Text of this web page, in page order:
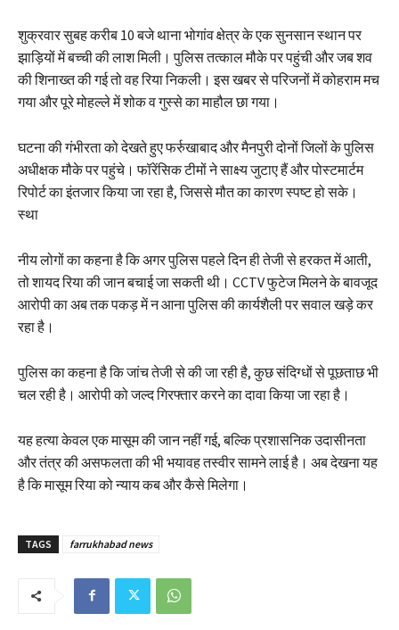
शुक्रवार सुबह करीब 10 बजे थाना भोगांव क्षेत्र के एक सुनसान स्थान पर
झाड़ियों में बच्ची की लाश मिली। पुलिस तत्काल मौके पर पहुंची और जब शव
की शिनाख्त की गई तो वह रिया निकली। इस खबर से परिजनों में कोहराम मच
गया और पूरे मोहल्ले में शोक व गुस्से का माहौल छा गया।
घटना की गंभीरता को देखते हुए फर्रुखाबाद और मैनपुरी दोनों जिलों के पुलिस
अधीक्षक मौके पर पहुंचे। फॉरेंसिक टीमों ने साक्ष्य जुटाए हैं और पोस्टमार्टम
रिपोर्ट का इंतजार किया जा रहा है, जिससे मौत का कारण स्पष्ट हो सके।
स्था
नीय लोगों का कहना है कि अगर पुलिस पहले दिन ही तेजी से हरकत में आती,
तो शायद रिया की जान बचाई जा सकती थी। CCTV फुटेज मिलने के बावजूद
आरोपी का अब तक पकड़ में न आना पुलिस की कार्यशैली पर सवाल खड़े कर
रहा है।
पुलिस का कहना है कि जांच तेजी से की जा रही है, कुछ संदिग्धों से पूछताछ भी
चल रही है। आरोपी को जल्द गिरफ्तार करने का दावा किया जा रहा है।
यह हत्या केवल एक मासूम की जान नहीं गई, बल्कि प्रशासनिक उदासीनता
और तंत्र की असफलता की भी भयावह तस्वीर सामने लाई है। अब देखना यह
है कि मासूम रिया को न्याय कब और कैसे मिलेगा।
TAGS farrukhabad news